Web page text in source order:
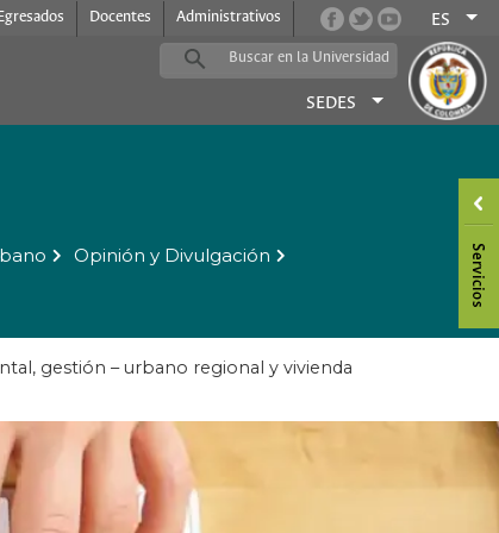
Docentes Administrativos ES
SEDES
Opinión y Divulgación
gestión – urbano regional y vivienda